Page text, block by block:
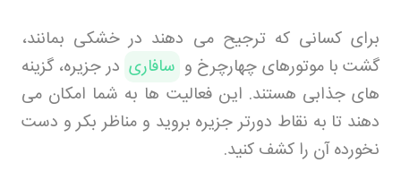
برای کسانی که ترجیح می دهند در خشکی بمانند،
گشت با موتورهای چهارچرخ و سافاری در جزیره، گزینه
های جذابی هستند. این فعالیت ها به شما امکان می
دهند تا به نقاط دورتر جزیره بروید و مناظر بکر و دست
نخورده آن را کشف کنید.